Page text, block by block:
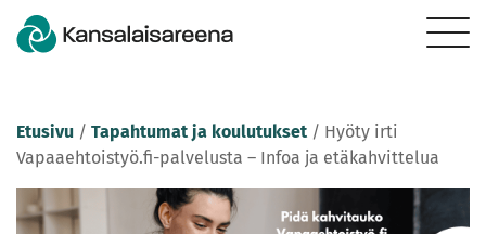
Etusivu / Tapahtumat ja koulutukset / Hyöty irti
Vapaaehtoistyö.fi-palvelusta – Infoa ja etäkahvittelua